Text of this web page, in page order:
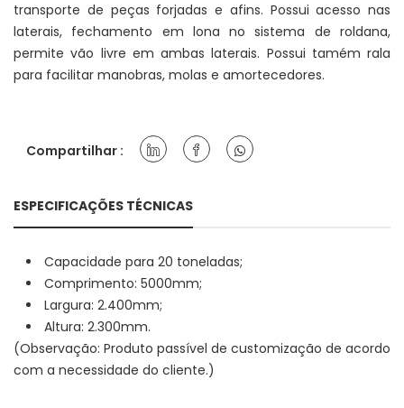
transporte de peças forjadas e afins. Possui acesso nas
laterais, fechamento em lona no sistema de roldana,
permite vão livre em ambas laterais. Possui tamém rala
para facilitar manobras, molas e amortecedores.
Compartilhar :
ESPECIFICAÇÕES TÉCNICAS
Capacidade para 20 toneladas;
Comprimento: 5000mm;
Largura: 2.400mm;
Altura: 2.300mm.
(Observação: Produto passível de customização de acordo
com a necessidade do cliente.)